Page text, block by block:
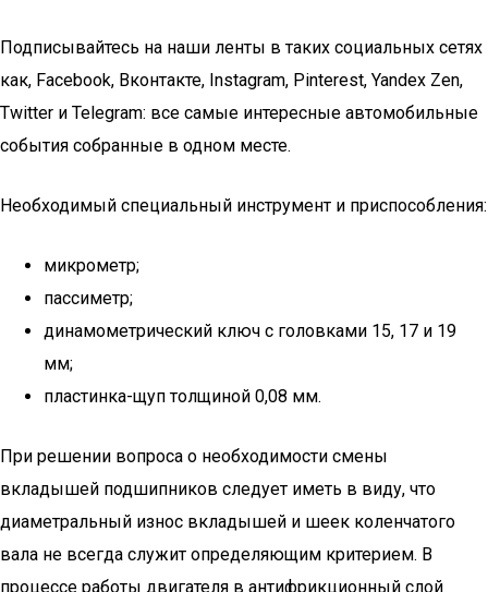
Подписывайтесь на наши ленты в таких социальных сетях
как, Facebook, Вконтакте, Instagram, Pinterest, Yandex Zen,
Twitter и Telegram: все самые интересные автомобильные
события собранные в одном месте.
Необходимый специальный инструмент и приспособления:
микрометр;
пассиметр;
динамометрический ключ с головками 15, 17 и 19
мм;
пластинка-щуп толщиной 0,08 мм.
При решении вопроса о необходимости смены
вкладышей подшипников следует иметь в виду, что
диаметральный износ вкладышей и шеек коленчатого
вала не всегда служит определяющим критерием. В
процессе работы двигателя в антифрикционный слой